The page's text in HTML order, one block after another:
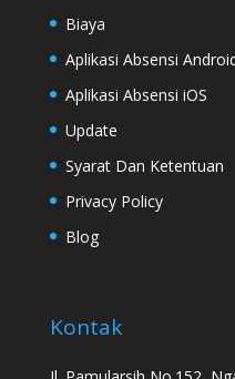
Biaya
Aplikasi Absensi
Aplikasi Absensi iOS
Update
Syarat Dan Ketentuan
Privacy Policy
Blog
Kontak